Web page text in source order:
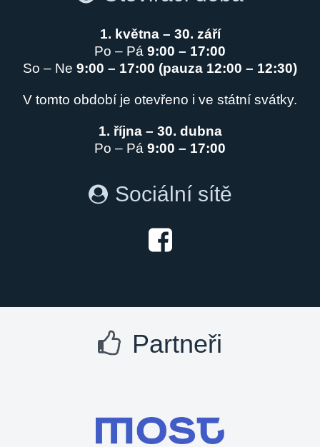
1. května – 30. září
Po – Pá 9:00 – 17:00
So – Ne 9:00 – 17:00 (pauza 12:00 – 12:30)
V tomto období je otevřeno i ve státní svátky.
1. října – 30. dubna
Po – Pá 9:00 – 17:00
Sociální sítě
Partneři